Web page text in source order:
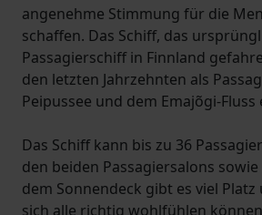
angenehme Stimmung für die
schaffen. Das Schiff, das
Passagierschiff in Finnland
den letzten Jahrzehnten als
Peipussee und dem Emajõgi-Fluss
Das Schiff kann bis zu 36
den beiden Passagiersalons
dem Sonnendeck gibt es viel
sich alle richtig wohlfühlen